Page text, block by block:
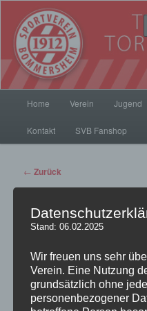
Inhalt
wechseln
SV
Home Verein Jugend
Kontakt SVB Fanshop
Beitrags-
Navigation
← Zurück
SVB
Veröffentlicht am14. April 2014
Trotz einiger verletzungs-,
Stand: 06.02.2025
Wir freuen uns sehr
Verein. Eine Nutzung
grundsätzlich ohne
personenbezogener